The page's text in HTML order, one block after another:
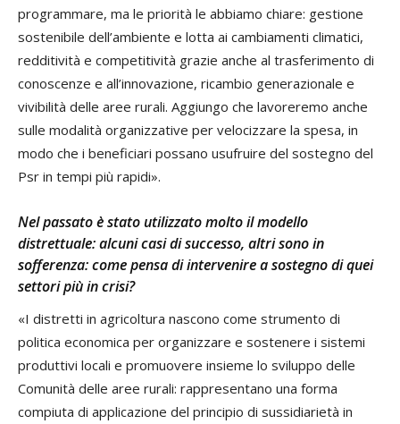
programmare, ma le priorità le abbiamo chiare: gestione
sostenibile dell’ambiente e lotta ai cambiamenti climatici,
redditività e competitività grazie anche al trasferimento di
conoscenze e all’innovazione, ricambio generazionale e
vivibilità delle aree rurali. Aggiungo che lavoreremo anche
sulle modalità organizzative per velocizzare la spesa, in
modo che i beneficiari possano usufruire del sostegno del
Psr in tempi più rapidi».
Nel passato è stato utilizzato molto il modello
distrettuale: alcuni casi di successo, altri sono in
sofferenza: come pensa di intervenire a sostegno di quei
settori più in crisi?
«I distretti in agricoltura nascono come strumento di
politica economica per organizzare e sostenere i sistemi
produttivi locali e promuovere insieme lo sviluppo delle
Comunità delle aree rurali: rappresentano una forma
compiuta di applicazione del principio di sussidiarietà in